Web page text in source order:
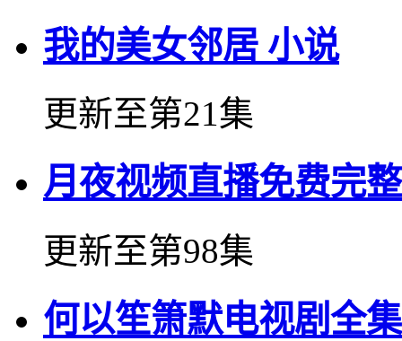
我的美女邻居 小说
更新至第21集
月夜视频直播免费完
更新至第98集
何以笙箫默电视剧全